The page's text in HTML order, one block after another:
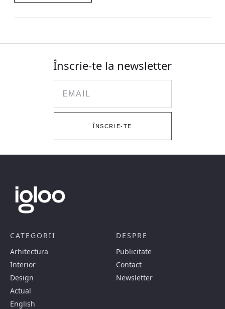
Înscrie-te la newsletter
ÎNSCRIE-TE
CATEGORII
Arhitectura
Interior
Design
Actual
English
DESPRE
Publicitate
Contact
Newsletter